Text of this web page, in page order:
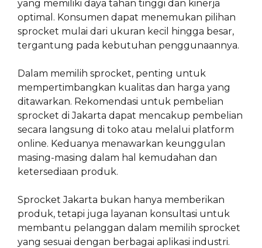
yang memiliki daya tahan tinggi dan kinerja
optimal. Konsumen dapat menemukan pilihan
sprocket mulai dari ukuran kecil hingga besar,
tergantung pada kebutuhan penggunaannya.
Dalam memilih sprocket, penting untuk
mempertimbangkan kualitas dan harga yang
ditawarkan. Rekomendasi untuk pembelian
sprocket di Jakarta dapat mencakup pembelian
secara langsung di toko atau melalui platform
online. Keduanya menawarkan keunggulan
masing-masing dalam hal kemudahan dan
ketersediaan produk.
Sprocket Jakarta bukan hanya memberikan
produk, tetapi juga layanan konsultasi untuk
membantu pelanggan dalam memilih sprocket
yang sesuai dengan berbagai aplikasi industri.